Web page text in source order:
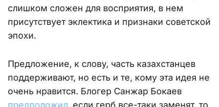
слишком сложен для восприятия, в нем
присутствует эклектика и признаки советской
эпохи.
Предложение, к слову, часть казахстанцев
поддерживают, но есть и те, кому эта идея не
очень нравится. Блогер Санжар Бокаев
предположил, если герб все-таки заменят, то